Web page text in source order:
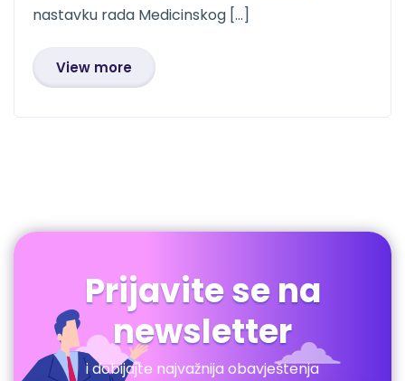
nastavku rada Medicinskog […]
View more
Prijavite se na
newsletter
i dobijajte najvažnija obavještenja